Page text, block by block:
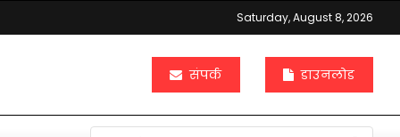
Saturday, August 8, 2026
संपर्क डाउनलोड